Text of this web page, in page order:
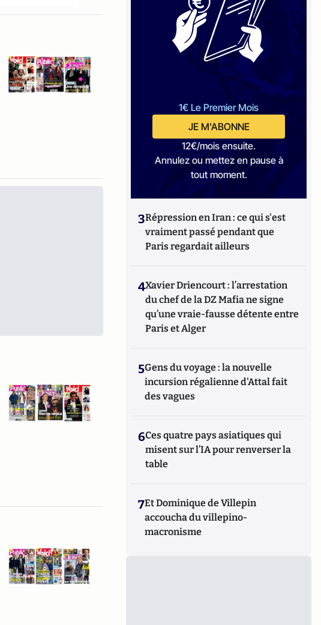
1€ Le Premier Mois
JE M'ABONNE
12€/mois ensuite.
Annulez ou mettez en pause à
tout moment.
3Répression en Iran : ce qui s'est
vraiment passé pendant que
Paris regardait ailleurs
4Xavier Driencourt : l’arrestation
du chef de la DZ Mafia ne signe
qu’une vraie-fausse détente entre
Paris et Alger
5Gens du voyage : la nouvelle
incursion régalienne d'Attal fait
des vagues
6Ces quatre pays asiatiques qui
misent sur l’IA pour renverser la
table
7Et Dominique de Villepin
accoucha du villepino-
macronisme